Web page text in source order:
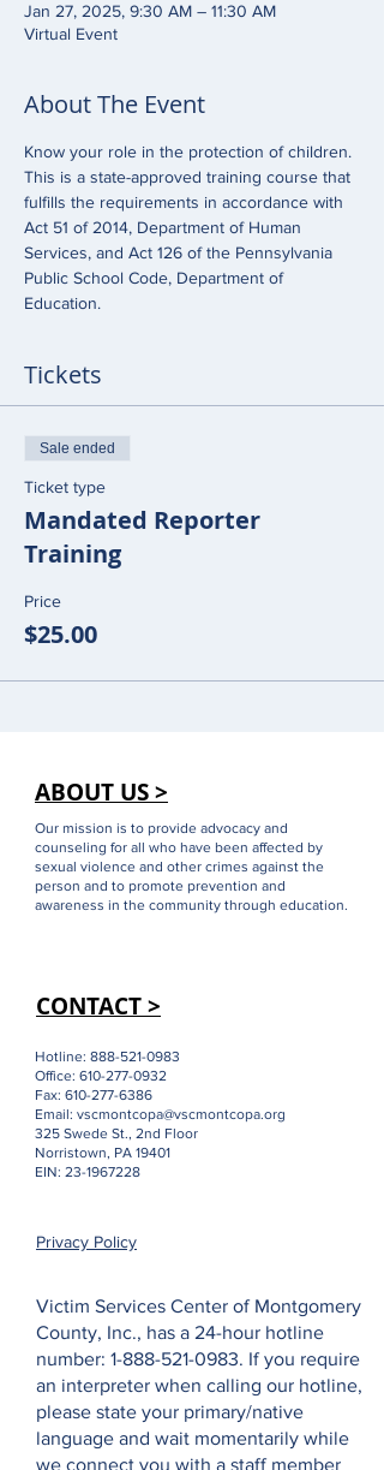
Jan 27, 2025, 9:30 AM – 11:30 AM
Virtual Event
About The Event
Know your role in the protection of children.
This is a state-approved training course that
fulfills the requirements in accordance with
Act 51 of 2014, Department of Human
Services, and Act 126 of the Pennsylvania
Public School Code, Department of
Education.
Tickets
Sale ended
Ticket type
Mandated Reporter
Training
Price
$25.00
ABOUT US >
Our mission is to provide advocacy and
counseling for all who have been affected by
sexual violence and other crimes against the
person and to promote prevention and
awareness in the community through education.
CONTACT >
Hotline: 888-521-0983
Office: 610-277-0932
Fax: 610-277-6386
Email: vscmontcopa@vscmontcopa.org
325 Swede St., 2nd Floor
Norristown, PA 19401
EIN: 23-1967228
Privacy Policy
Victim Services Center of Montgomery
County, Inc., has a 24-hour hotline
number: 1-888-521-0983. If you require
an interpreter when calling our hotline,
please state your primary/native
language and wait momentarily while
we connect you with a staff member